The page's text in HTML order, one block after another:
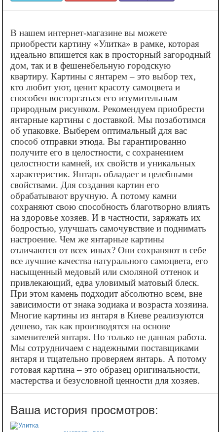
В нашем интернет-магазине вы можете
приобрести картину «‎Улитка» в рамке, которая
идеально впишется как в просторный загородный
дом, так и в фешенебельную городскую
квартиру. Картины с янтарем – это выбор тех,
кто любит уют, ценит красоту самоцвета и
способен восторгаться его изумительным
природным рисунком. Рекомендуем приобрести
янтарные картины с доставкой. Мы позаботимся
об упаковке. Выберем оптимальный для вас
способ отправки этюда. Вы гарантированно
получите его в целостности, с сохранением
целостности камней, их свойств и уникальных
характеристик. Янтарь обладает и целебными
свойствами. Для создания картин его
обрабатывают вручную. А потому камни
сохраняют свою способность благотворно влиять
на здоровье хозяев. И в частности, заряжать их
бодростью, улучшать самочувствие и поднимать
настроение. Чем же янтарные картины
отличаются от всех иных? Они сохраняют в себе
все лучшие качества натурального самоцвета, его
насыщенный медовый или смоляной оттенок и
привлекающий, едва уловимый матовый блеск.
При этом камень подходит абсолютно всем, вне
зависимости от знака зодиака и возраста хозяина.
Многие картины из янтаря в Киеве реализуются
дешево, так как производятся на основе
заменителей янтаря. Но только не данная работа.
Мы сотрудничаем с надежными поставщиками
янтаря и тщательно проверяем янтарь. А потому
готовая картина – это образец оригинальности,
мастерства и безусловной ценности для хозяев.